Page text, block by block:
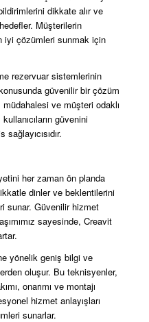
dikkate alır ve
Müşterilerin
iyi çözümleri sunmak için
rezervuar sistemlerinin
güvenilir bir çözüm
müdahalesi ve müşteri odaklı
güvenini
her zaman ön planda
dinler ve beklentilerini
sunar. Güvenilir hizmet
sayesinde, Creavit
yönelik geniş bilgi ve
oluşur. Bu teknisyenler,
onarımı ve montajı
hizmet anlayışları
sunarlar.